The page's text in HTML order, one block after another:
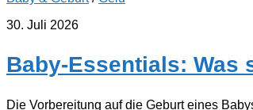
30. Juli 2026
Baby-Essentials:
Die Vorbereitung auf die Geburt eines